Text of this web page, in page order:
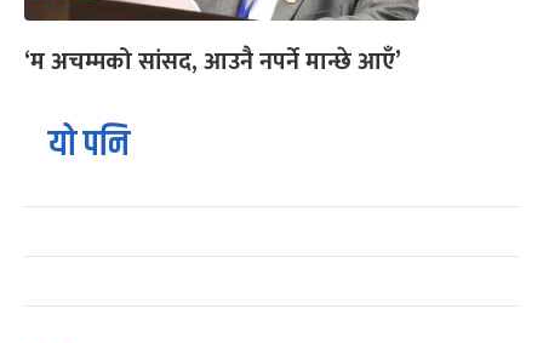
‘म अचम्मको सांसद, आउनै नपर्ने मान्छे आएँ’
यो पनि